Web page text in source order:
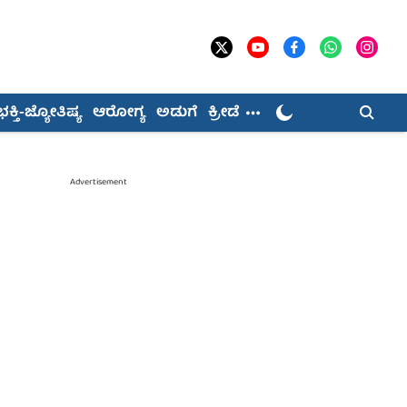
ಜ್ಯೋತಿಷ್ಯ ಆರೋಗ್ಯ ಅಡುಗೆ ಕ್ರೀಡೆ
Advertisement